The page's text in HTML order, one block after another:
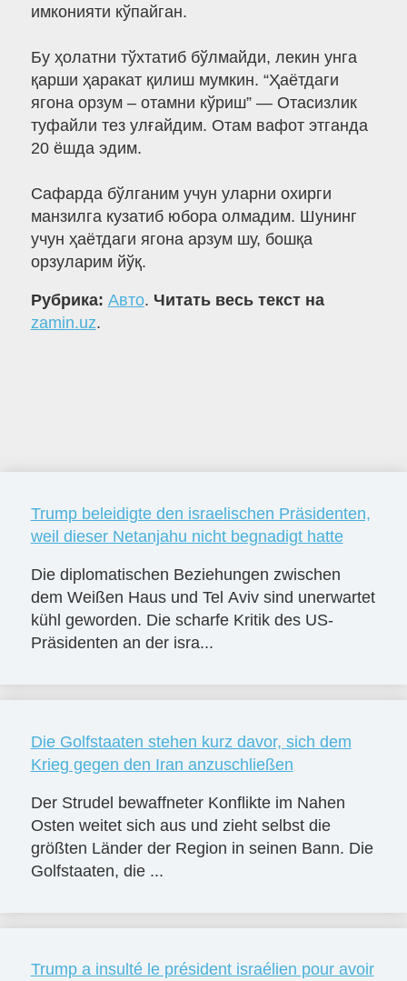
имконияти кўпайган.
Бу ҳолатни тўхтатиб бўлмайди, лекин унга
қарши ҳаракат қилиш мумкин. “Ҳаётдаги
ягона орзум – отамни кўриш” — Отасизлик
туфайли тез улғайдим. Отам вафот этганда
20 ёшда эдим.
Сафарда бўлганим учун уларни охирги
манзилга кузатиб юбора олмадим. Шунинг
учун ҳаётдаги ягона арзум шу, бошқа
орзуларим йўқ.
Рубрика: Авто. Читать весь текст на
zamin.uz.
Trump beleidigte den israelischen Präsidenten,
weil dieser Netanjahu nicht begnadigt hatte
Die diplomatischen Beziehungen zwischen
dem Weißen Haus und Tel Aviv sind unerwartet
kühl geworden. Die scharfe Kritik des US-
Präsidenten an der isra...
Die Golfstaaten stehen kurz davor, sich dem
Krieg gegen den Iran anzuschließen
Der Strudel bewaffneter Konflikte im Nahen
Osten weitet sich aus und zieht selbst die
größten Länder der Region in seinen Bann. Die
Golfstaaten, die ...
Trump a insulté le président israélien pour avoir